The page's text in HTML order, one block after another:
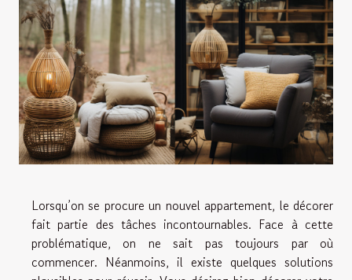
Lorsqu’on se procure un nouvel appartement, le décorer
fait partie des tâches incontournables. Face à cette
problématique, on ne sait pas toujours par où
commencer. Néanmoins, il existe quelques solutions